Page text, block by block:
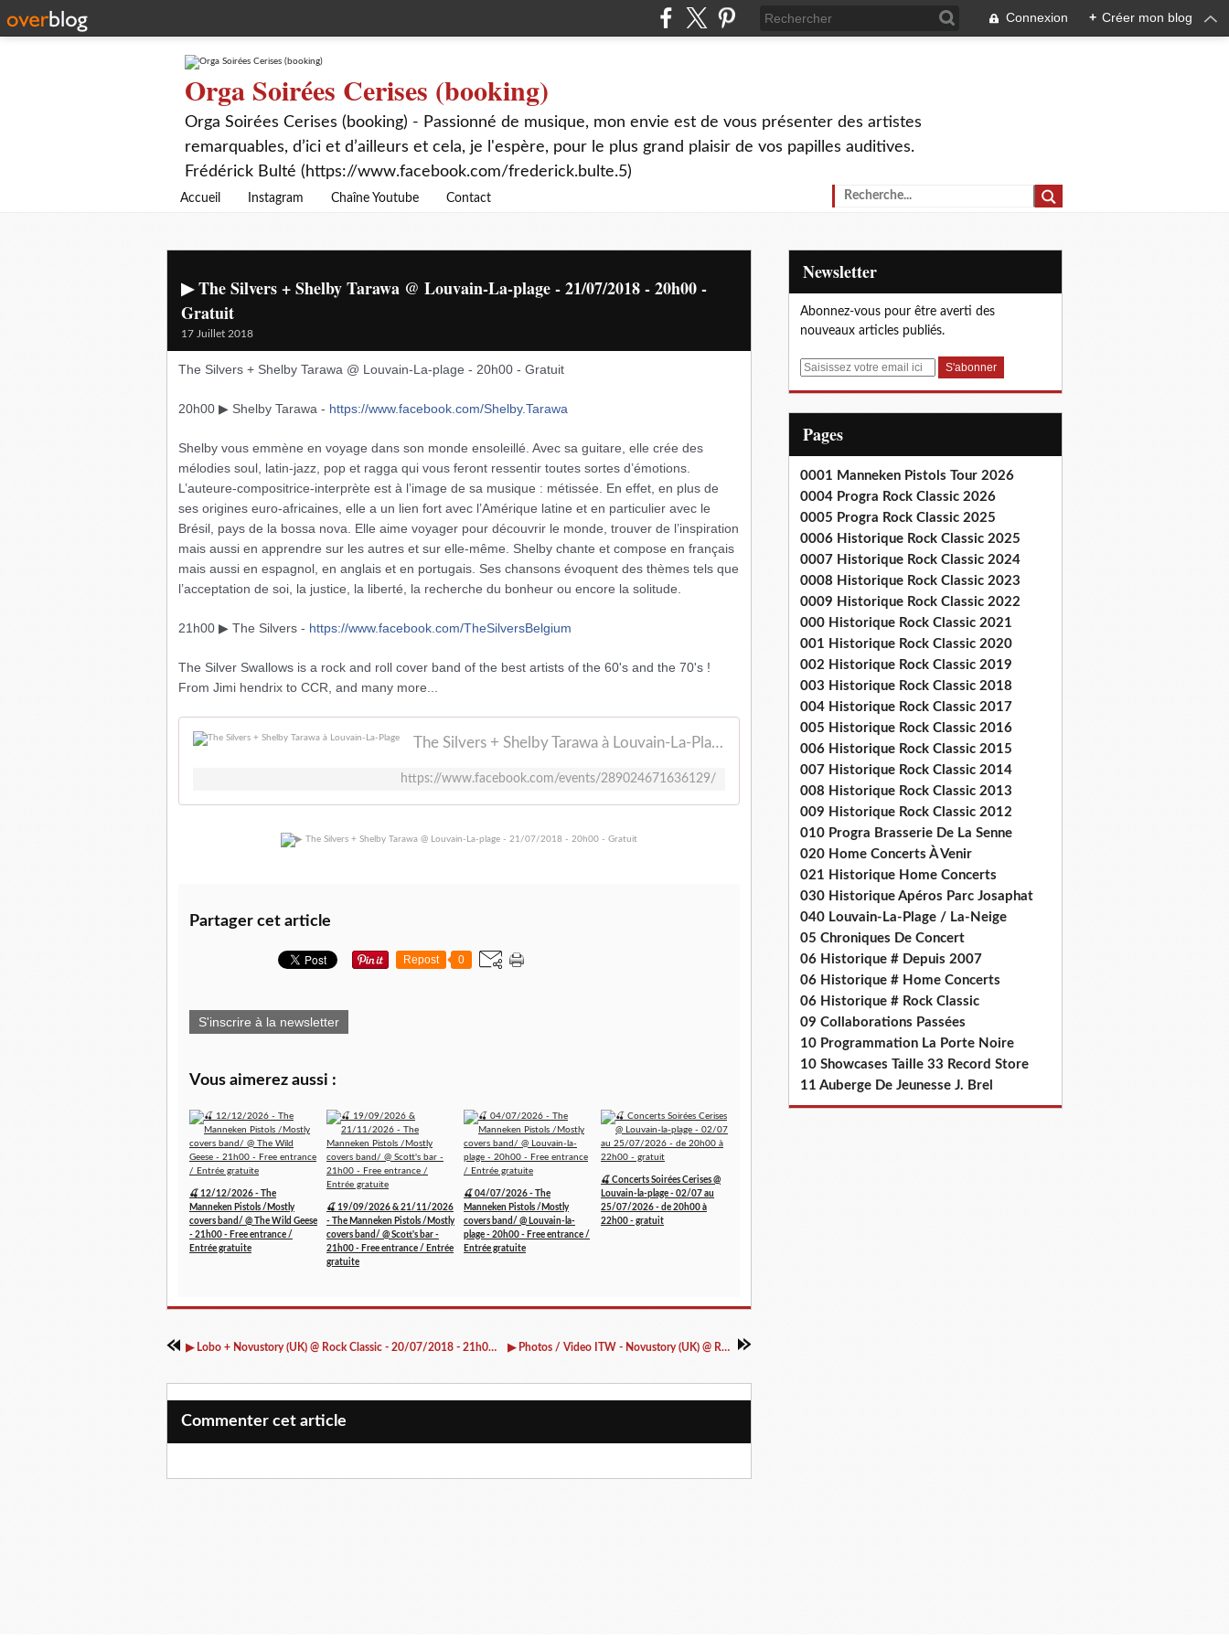
Connexion + Créer mon blog
Orga Soirées Cerises (booking)
Orga Soirées Cerises (booking) - Passionné de musique, mon envie est de vous présenter des artistes
remarquables, d’ici et d’ailleurs et cela, je l'espère, pour le plus grand plaisir de vos papilles auditives.
Frédérick Bulté (https://www.facebook.com/frederick.bulte.5)
Accueil Instagram Chaîne Youtube Contact
▶ The Silvers + Shelby Tarawa @ Louvain-La-plage - 21/07/2018 - 20h00 -
Gratuit
17 Juillet 2018
The Silvers + Shelby Tarawa @ Louvain-La-plage - 20h00 - Gratuit
20h00 ▶ Shelby Tarawa - https://www.facebook.com/Shelby.Tarawa
Shelby vous emmène en voyage dans son monde ensoleillé. Avec sa guitare, elle crée des
mélodies soul, latin-jazz, pop et ragga qui vous feront ressentir toutes sortes d’émotions.
L’auteure-compositrice-interprète est à l’image de sa musique : métissée. En effet, en plus de
ses origines euro-africaines, elle a un lien fort avec l’Amérique latine et en particulier avec le
Brésil, pays de la bossa nova. Elle aime voyager pour découvrir le monde, trouver de l’inspiration
mais aussi en apprendre sur les autres et sur elle-même. Shelby chante et compose en français
mais aussi en espagnol, en anglais et en portugais. Ses chansons évoquent des thèmes tels que
l’acceptation de soi, la justice, la liberté, la recherche du bonheur ou encore la solitude.
21h00 ▶ The Silvers - https://www.facebook.com/TheSilversBelgium
The Silver Swallows is a rock and roll cover band of the best artists of the 60's and the 70's !
From Jimi hendrix to CCR, and many more...
The Silvers + Shelby Tarawa à Louvain-La-Plage
https://www.facebook.com/events/289024671636129/
Partager cet article
Repost 0
S'inscrire à la newsletter
Vous aimerez aussi :
🍒 12/12/2026 - The
Manneken Pistols /Mostly
covers band/ @ The Wild Geese
- 21h00 - Free entrance /
Entrée gratuite
🍒 19/09/2026 & 21/11/2026
- The Manneken Pistols /Mostly
covers band/ @ Scott's bar -
21h00 - Free entrance / Entrée
gratuite
🍒 04/07/2026 - The
Manneken Pistols /Mostly
covers band/ @ Louvain-la-
plage - 20h00 - Free entrance /
Entrée gratuite
🍒 Concerts Soirées Cerises @
Louvain-la-plage - 02/07 au
25/07/2026 - de 20h00 à
22h00 - gratuit
▶ Lobo + Novustory (UK) @ Rock Classic - 20/07/2018 - 21h00 - Entrée gratuite / Free entrance ▶ Photos / Video ITW - Novustory (UK) @ Rock Classic - 21/07/2018
Commenter cet article
Newsletter
Abonnez-vous pour être averti des
nouveaux articles publiés.
E
Pages
0001 Manneken Pistols Tour 2026
0004 Progra Rock Classic 2026
0005 Progra Rock Classic 2025
0006 Historique Rock Classic 2025
0007 Historique Rock Classic 2024
0008 Historique Rock Classic 2023
0009 Historique Rock Classic 2022
000 Historique Rock Classic 2021
001 Historique Rock Classic 2020
002 Historique Rock Classic 2019
003 Historique Rock Classic 2018
004 Historique Rock Classic 2017
005 Historique Rock Classic 2016
006 Historique Rock Classic 2015
007 Historique Rock Classic 2014
008 Historique Rock Classic 2013
009 Historique Rock Classic 2012
010 Progra Brasserie De La Senne
020 Home Concerts À Venir
021 Historique Home Concerts
030 Historique Apéros Parc Josaphat
040 Louvain-La-Plage / La-Neige
05 Chroniques De Concert
06 Historique # Depuis 2007
06 Historique # Home Concerts
06 Historique # Rock Classic
09 Collaborations Passées
10 Programmation La Porte Noire
10 Showcases Taille 33 Record Store
11 Auberge De Jeunesse J. Brel